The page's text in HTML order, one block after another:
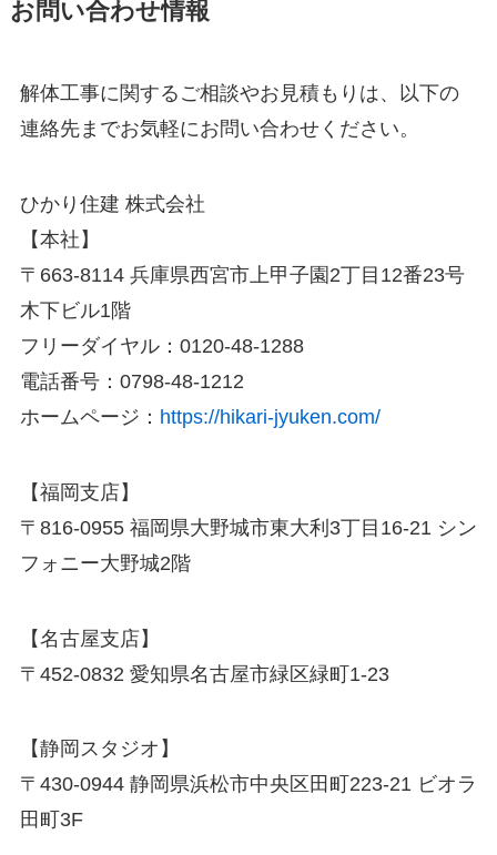
お問い合わせ情報
解体工事に関するご相談やお見積もりは、以下の
連絡先までお気軽にお問い合わせください。
ひかり住建 株式会社
【本社】
〒663-8114 兵庫県西宮市上甲子園2丁目12番23号
木下ビル1階
フリーダイヤル：0120-48-1288
電話番号：0798-48-1212
ホームページ： https://hikari-jyuken.com/
【福岡支店】
〒816-0955 福岡県大野城市東大利3丁目16-21 シン
フォニー大野城2階
【名古屋支店】
〒452-0832 愛知県名古屋市緑区緑町1-23
【静岡スタジオ】
〒430-0944 静岡県浜松市中央区田町223-21 ビオラ
田町3F